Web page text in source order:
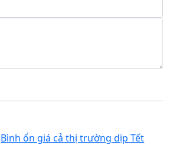
Bình ổn giá cả thị trường dịp Tết